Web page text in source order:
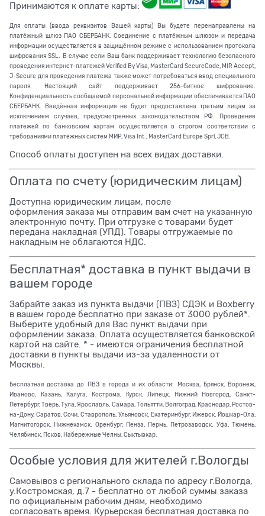
Принимаются к оплате карты:
Для оплаты (ввода реквизитов Вашей карты) Вы будете перенаправлены на
платёжный шлюз ПАО СБЕРБАНК. Соединение с платёжным шлюзом и передача
информации осуществляется в защищённом режиме с использованием протокола
шифрования SSL. В случае если Ваш банк поддерживает технологию безопасного
проведения интернет-платежей Verified By Visa, MasterCard SecureCode, MIR Accept,
J-Secure для проведения платежа также может потребоваться ввод специального
пароля. Настоящий сайт поддерживает 256-битное шифрование.
Конфиденциальность сообщаемой персональной информации обеспечивается ПАО
СБЕРБАНК. Введённая информация не будет предоставлена третьим лицам за
исключением случаев, предусмотренных законодательством РФ. Проведение
платежей по банковским картам осуществляется в строгом соответствии с
требованиями платёжных систем МИР, Visa Int., MasterCard Europe Sprl, JCB.
Способ оплаты доступен на всех видах доставки.
Оплата по счету (юридическим лицам)
Доступна юридическим лицам, после
оформления заказа мы отправим вам счет на указанную
электронную почту. При отгрузке с товарами будет
передана накладная (УПД). Товары отгружаемые по
накладным не облагаются НДС.
Бесплатная* доставка в пункт выдачи в
вашем городе
Забрайте заказ из пункта выдачи (ПВЗ) СДЭК и Boxberry
в вашем городе бесплатно при заказе от 3000 рублей*.
Выберите удобный для Вас пункт выдачи при
оформлении заказа. Оплата осуществляется банковской
картой на сайте. * - имеются ограничения бесплатной
доставки в пункты выдачи из-за удаленности от
Москвы.
Бесплатная доставка до ПВЗ в города и их области: Москва, Брянск, Воронеж,
Иваново, Казань, Калуга, Кострома, Курск, Липецк, Нижний Новгород, Санкт-
Петербург, Тверь, Тула, Ярославль, Самара, Тольятти, Волгоград, Краснодар, Ростов-
на-Дону, Саратов, Сочи, Ставрополь, Ульяновск, Екатеринбург, Ижевск, Йошкар-Ола,
Магнитогорск, Нижнекамск, Оренбург, Пенза, Пермь, Петрозаводск, Уфа, Тюмень,
Челябинск, Псков, Набережные Челны, Сыктывкар.
Особые условия для жителей г.Вологды
Самовывоз с регионального склада по адресу г.Вологда,
у.Костромская, д.7 - бесплатно от любой суммы заказа
по официальным рабочим дням, необходимо
согласовать время. Курьерская бесплатная доставка по